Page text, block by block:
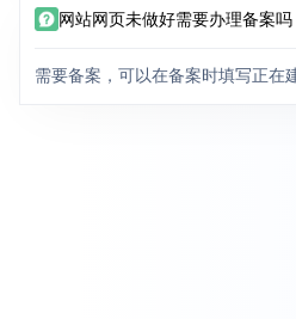
网站网页未做好需要办理备案吗
需要备案，可以在备案时填写正在